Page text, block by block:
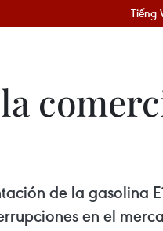
Tiếng
de la gasolina
en el